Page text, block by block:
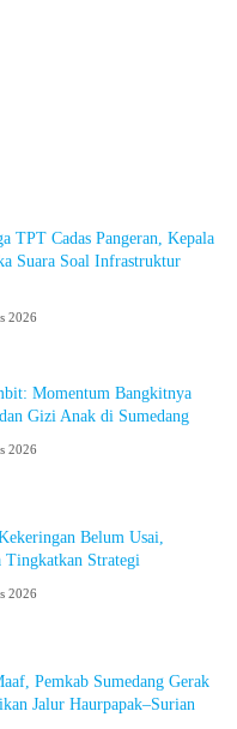
TPT Cadas Pangeran, Kepala
Suara Soal Infrastruktur
2026
Momentum Bangkitnya
Gizi Anak di Sumedang
2026
Belum Usai,
Tingkatkan Strategi
2026
Pemkab Sumedang Gerak
Jalur Haurpapak–Surian